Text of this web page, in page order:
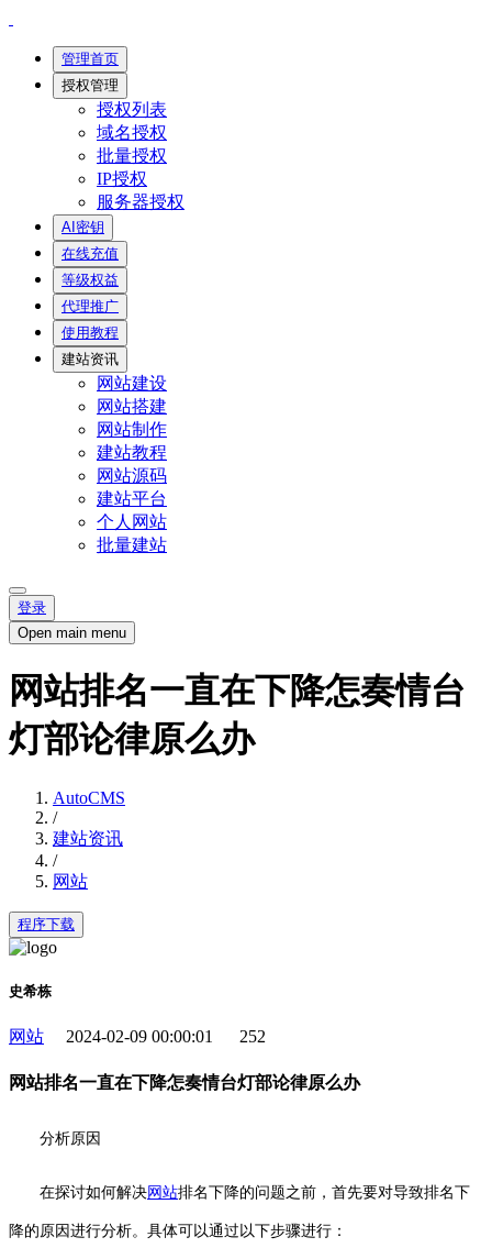
管理首页
授权管理
授权列表
域名授权
批量授权
IP授权
服务器授权
AI密钥
在线充值
等级权益
代理推广
使用教程
建站资讯
网站建设
网站搭建
网站制作
建站教程
网站源码
建站平台
个人网站
批量建站
登录
Open main menu
网站排名一直在下降怎奏情台
灯部论律原么办
AutoCMS
/
建站资讯
/
网站
程序下载
史希栋
网站 2024-02-09 00:00:01 252
网站排名一直在下降怎奏情台灯部论律原么办
分析原因
在探讨如何解决网站排名下降的问题之前，首先要对导致排名下
降的原因进行分析。具体可以通过以下步骤进行：